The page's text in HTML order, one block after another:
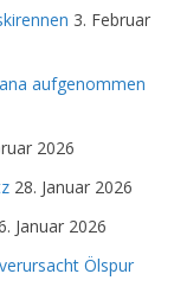
3. Februar
aufgenommen
2026
28. Januar 2026
Januar 2026
Ölspur